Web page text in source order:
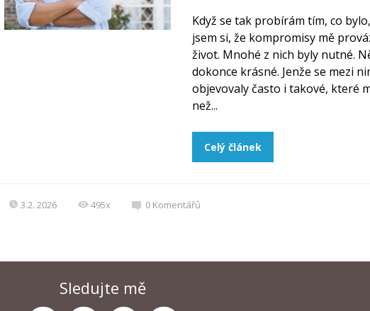
Když se tak probírám tím, co
jsem si, že kompromisy mě
život. Mnohé z nich byly nutné.
dokonce krásné. Jenže se mezi
objevovaly často i takové, které
než...
Celý článek
3.2. 2026 495x 0 Komentářů
Sledujte mě